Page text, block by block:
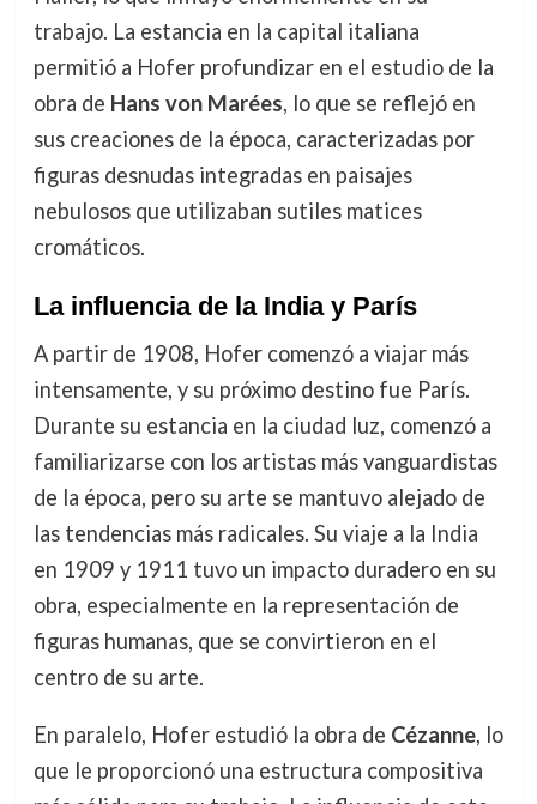
trabajo. La estancia en la capital italiana
permitió a Hofer profundizar en el estudio de la
obra de Hans von Marées, lo que se reflejó en
sus creaciones de la época, caracterizadas por
figuras desnudas integradas en paisajes
nebulosos que utilizaban sutiles matices
cromáticos.
La influencia de la India y París
A partir de 1908, Hofer comenzó a viajar más
intensamente, y su próximo destino fue París.
Durante su estancia en la ciudad luz, comenzó a
familiarizarse con los artistas más vanguardistas
de la época, pero su arte se mantuvo alejado de
las tendencias más radicales. Su viaje a la India
en 1909 y 1911 tuvo un impacto duradero en su
obra, especialmente en la representación de
figuras humanas, que se convirtieron en el
centro de su arte.
En paralelo, Hofer estudió la obra de Cézanne, lo
que le proporcionó una estructura compositiva